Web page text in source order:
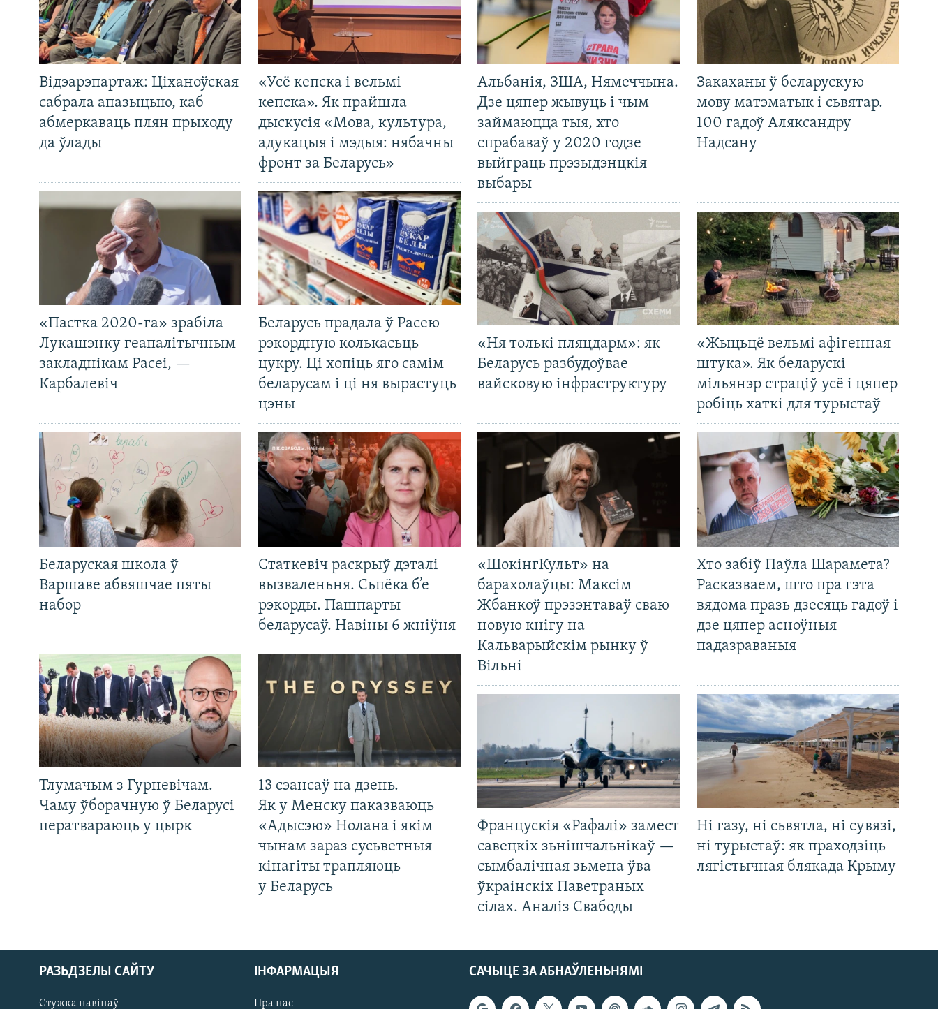
Відэарэпартаж: Ціханоўская
сабрала апазыцыю, каб
абмеркаваць плян прыходу
да ўлады
«Усё кепска і вельмі
кепска». Як прайшла
дыскусія «Мова, культура,
адукацыя і мэдыя: нябачны
фронт за Беларусь»
«Пастка 2020-га» зрабіла
Лукашэнку геапалітычным
закладнікам Расеі, —
Карбалевіч
Беларусь прадала ў Расею
рэкордную колькасьць
цукру. Ці хопіць яго самім
беларусам і ці ня вырастуць
цэны
Беларуская школа ў
Варшаве абвяшчае пяты
набор
Статкевіч раскрыў дэталі
вызваленьня. Сьпёка б’е
рэкорды. Пашпарты
беларусаў. Навіны 6 жніўня
Тлумачым з Гурневічам.
Чаму ўборачную ў Беларусі
ператвараюць у цырк
13 сэансаў на дзень.
Як у Менску паказваюць
«Адысэю» Нолана і якім
чынам зараз сусьветныя
кінагіты трапляюць
у Беларусь
Альбанія, ЗША, Нямеччына.
Дзе цяпер жывуць і чым
займаюцца тыя, хто
спрабаваў у 2020 годзе
выйграць прэзыдэнцкія
выбары
Закаханы ў беларускую
мову матэматык і сьвятар.
100 гадоў Аляксандру
Надсану
«Ня толькі пляцдарм»: як
Беларусь разбудоўвае
вайсковую інфраструктуру
«Жыцьцё вельмі афігенная
штука». Як беларускі
мільянэр страціў усё і цяпер
робіць хаткі для турыстаў
«ШокінгКульт» на
барахолаўцы: Максім
Жбанкоў прэзэнтаваў сваю
новую кнігу на
Кальварыйскім рынку ў
Вільні
Хто забіў Паўла Шарамета?
Расказваем, што пра гэта
вядома празь дзесяць гадоў і
дзе цяпер асноўныя
падазраваныя
Францускія «Рафалі» замест
савецкіх зьнішчальнікаў —
сымбалічная зьмена ўва
ўкраінскіх Паветраных
сілах. Аналіз Свабоды
Ні газу, ні сьвятла, ні сувязі,
ні турыстаў: як праходзіць
лягістычная блякада Крыму
САЧЫЦЕ ЗА АБНАЎЛЕНЬНЯМІ
РАЗЬДЗЕЛЫ САЙТУ
Стужка навінаў
ІНФАРМАЦЫЯ
Пра нас